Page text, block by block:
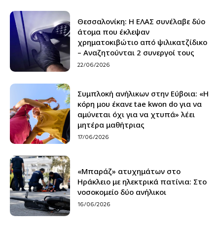
Θεσσαλονίκη: H ΕΛΑΣ συνέλαβε δύο
άτομα που έκλεψαν
χρηματοκιβώτιο από ψιλικατζίδικο
– Αναζητούνται 2 συνεργοί τους
22/06/2026
Συμπλοκή ανήλικων στην Εύβοια: «Η
κόρη μου έκανε tae kwon do για να
αμύνεται όχι για να χτυπά» λέει
μητέρα μαθήτριας
17/06/2026
«Μπαράζ» ατυχημάτων στο
Ηράκλειο με ηλεκτρικά πατίνια: Στο
νοσοκομείο δύο ανήλικοι
16/06/2026